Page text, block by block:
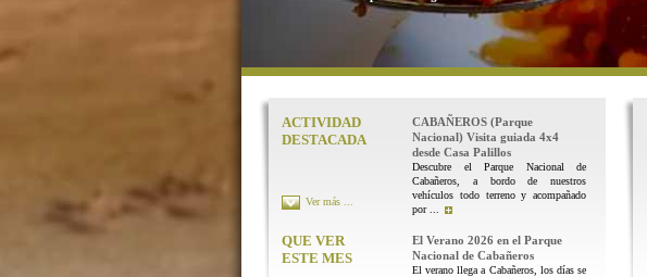
ACTIVIDAD
DESTACADA
CABAÑEROS (Parque
Nacional) Visita guiada 4x4
desde Casa Palillos
Descubre el Parque Nacional de
Cabañeros, a bordo de nuestros
vehículos todo terreno y acompañado
por ...
Ver más ...
QUE VER
ESTE MES
El Verano 2026 en el Parque
Nacional de Cabañeros
El verano llega a Cabañeros, los días se